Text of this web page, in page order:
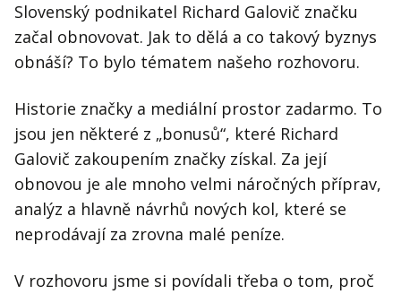
Slovenský podnikatel Richard Galovič značku
začal obnovovat. Jak to dělá a co takový byznys
obnáší? To bylo tématem našeho rozhovoru.
Historie značky a mediální prostor zadarmo. To
jsou jen některé z „bonusů“, které Richard
Galovič zakoupením značky získal. Za její
obnovou je ale mnoho velmi náročných příprav,
analýz a hlavně návrhů nových kol, které se
neprodávají za zrovna malé peníze.
V rozhovoru jsme si povídali třeba o tom, proč